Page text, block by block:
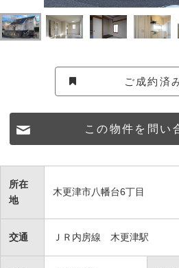
ご成約済
この物件を問い
所在
地
木更津市八幡台6丁目
交通 ＪＲ内房線 木更津駅